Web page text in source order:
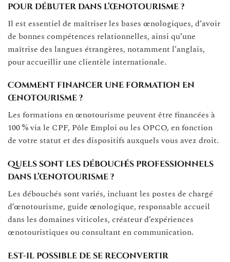
pour débuter dans l’œnotourisme ?
Il est essentiel de maîtriser les bases œnologiques, d’avoir
de bonnes compétences relationnelles, ainsi qu’une
maîtrise des langues étrangères, notamment l’anglais,
pour accueillir une clientèle internationale.
Comment financer une formation en
œnotourisme ?
Les formations en œnotourisme peuvent être financées à
100 % via le CPF, Pôle Emploi ou les OPCO, en fonction
de votre statut et des dispositifs auxquels vous avez droit.
Quels sont les débouchés professionnels
dans l’œnotourisme ?
Les débouchés sont variés, incluant les postes de chargé
d’œnotourisme, guide œnologique, responsable accueil
dans les domaines viticoles, créateur d’expériences
œnotouristiques ou consultant en communication.
Est-il possible de se reconvertir